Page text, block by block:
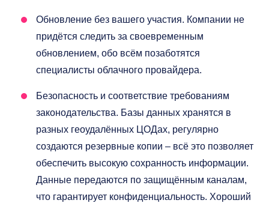
Обновление без вашего участия. Компании не
придётся следить за своевременным
обновлением, обо всём позаботятся
специалисты облачного провайдера.
Безопасность и соответствие требованиям
законодательства. Базы данных хранятся в
разных геоудалённых ЦОДах, регулярно
создаются резервные копии – всё это позволяет
обеспечить высокую сохранность информации.
Данные передаются по защищённым каналам,
что гарантирует конфиденциальность. Хороший